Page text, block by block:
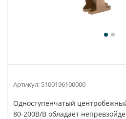
Артикул: 5100196100000
Одноступенчатый
80-200B/B обладает